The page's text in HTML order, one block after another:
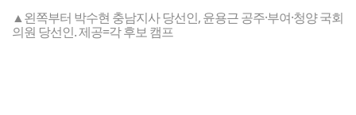
▲왼쪽부터 박수현 충남지사 당선인, 윤용근 공주·부여·청양 국회
의원 당선인. 제공=각 후보 캠프